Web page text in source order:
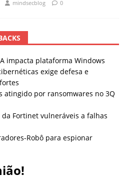
mindsecblog 0
impacta plataforma Windows
exige defesa e
atingido por ransomwares no 3Q
Fortinet vulneráveis a falhas
Robô para espionar